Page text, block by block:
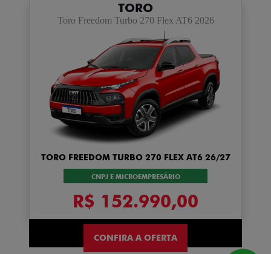
TORO
Toro Freedom Turbo 270 Flex AT6 2026
TORO FREEDOM TURBO 270 FLEX AT6 26/27
CNPJ E MICROEMPRESÁRIO
R$ 152.990,00
CONFIRA A OFERTA